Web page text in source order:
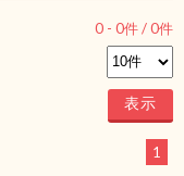
0 - 0件 /0件
1